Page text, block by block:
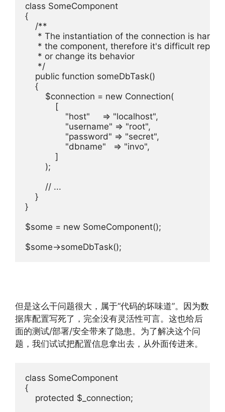
class SomeComponent
{
    /**
* The instantiation of the connection is
* the component, therefore it's difficult
     * or change its behavior
     */
    public function someDbTask()
    {
        $connection = new Connection(
            [
                "host"     => "localhost",
                "username" => "root",
                "password" => "secret",
                "dbname"   => "invo",
            ]
        );
        // ...
    }
}
$some = new SomeComponent();
但是这么干问题很大，属于“代码的坏味道”。因为数
据库配置写死了，完全没有灵活性可言。这也给后
面的测试/部署/安全带来了隐患。为了解决这个问
题，我们试试把配置信息拿出去，从外面传进来。
class SomeComponent
{
    protected $_connection;